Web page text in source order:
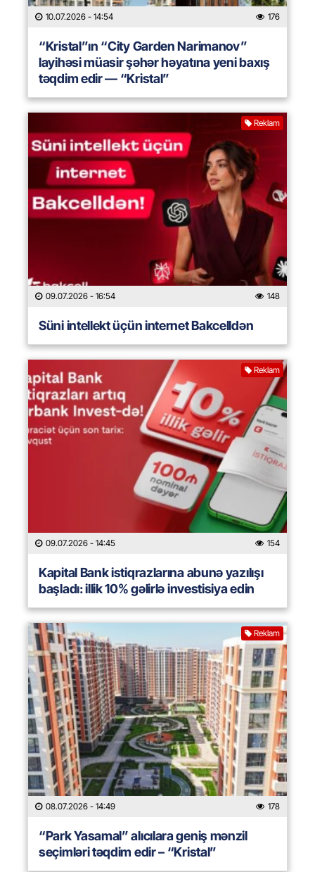
10.07.2026 - 14:54 176
“Kristal”ın “City Garden Narimanov”
layihəsi müasir şəhər həyatına yeni baxış
təqdim edir — “Kristal”
Reklam
09.07.2026 - 16:54 148
Süni intellekt üçün internet Bakcelldən
Reklam
09.07.2026 - 14:45 154
Kapital Bank istiqrazlarına abunə yazılışı
başladı: illik 10% gəlirlə investisiya edin
Reklam
08.07.2026 - 14:49 178
“Park Yasamal” alıcılara geniş mənzil
seçimləri təqdim edir – “Kristal”